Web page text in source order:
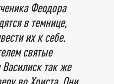
Феодора
в темнице,
их к себе.
святые
так же